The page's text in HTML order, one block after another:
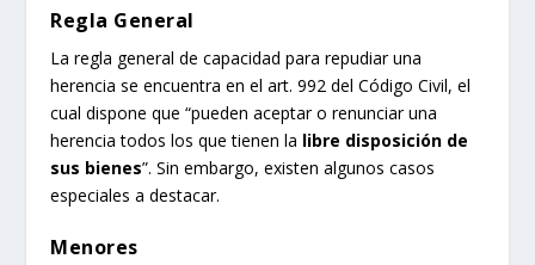
Regla General
La regla general de capacidad para repudiar una
herencia se encuentra en el art. 992 del Código Civil, el
cual dispone que “pueden aceptar o renunciar una
herencia todos los que tienen la libre disposición de
sus bienes”. Sin embargo, existen algunos casos
especiales a destacar.
Menores